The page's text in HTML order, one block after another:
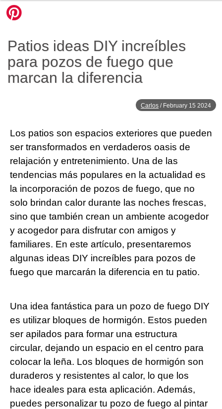
Patios ideas DIY increíbles
para pozos de fuego que
marcan la diferencia
Carlos / February 15 2024
Los patios son espacios exteriores que pueden
ser transformados en verdaderos oasis de
relajación y entretenimiento. Una de las
tendencias más populares en la actualidad es
la incorporación de pozos de fuego, que no
solo brindan calor durante las noches frescas,
sino que también crean un ambiente acogedor
y acogedor para disfrutar con amigos y
familiares. En este artículo, presentaremos
algunas ideas DIY increíbles para pozos de
fuego que marcarán la diferencia en tu patio.
Una idea fantástica para un pozo de fuego DIY
es utilizar bloques de hormigón. Estos pueden
ser apilados para formar una estructura
circular, dejando un espacio en el centro para
colocar la leña. Los bloques de hormigón son
duraderos y resistentes al calor, lo que los
hace ideales para esta aplicación. Además,
puedes personalizar tu pozo de fuego al pintar